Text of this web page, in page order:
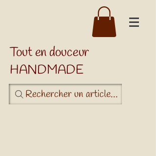
Tout en douceur
HANDMADE
Rechercher un article...